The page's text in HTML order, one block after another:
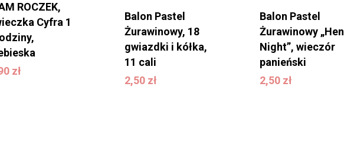
ROCZEK,
Cyfra 1
zł
zł
Balon Pastel
Żurawinowy, 18
gwiazdki i kółka,
11 cali
2,50 zł
2,50zł
Balon Pastel
Żurawinowy „Hen
Night”, wieczór
panieński
2,50 zł
2,50zł